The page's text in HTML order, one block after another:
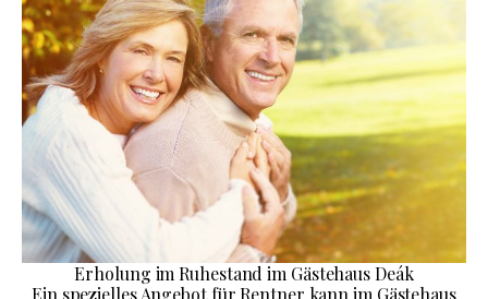
Erholung im Ruhestand im Gästehaus Deák
Ein spezielles Angebot für Rentner kann im Gästehaus